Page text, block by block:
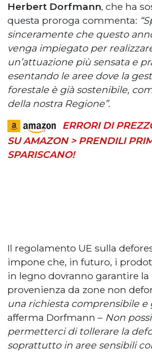
Herbert Dorfmann, che ha
questa proroga commenta:
sinceramente che questo
venga impiegato per
un’attuazione più sensata e
esentando le aree dove la
forestale è già sostenibile,
della nostra Regione”.
ERRORI DI
SU AMAZON > PRENDILI
SPARISCANO!
Il regolamento UE sulla
impone che, in futuro, i
in legno dovranno garantire la
provenienza da zone non
una richiesta comprensibile e
afferma Dorfmann – Non
permetterci di tollerare la
soprattutto in aree sensibili